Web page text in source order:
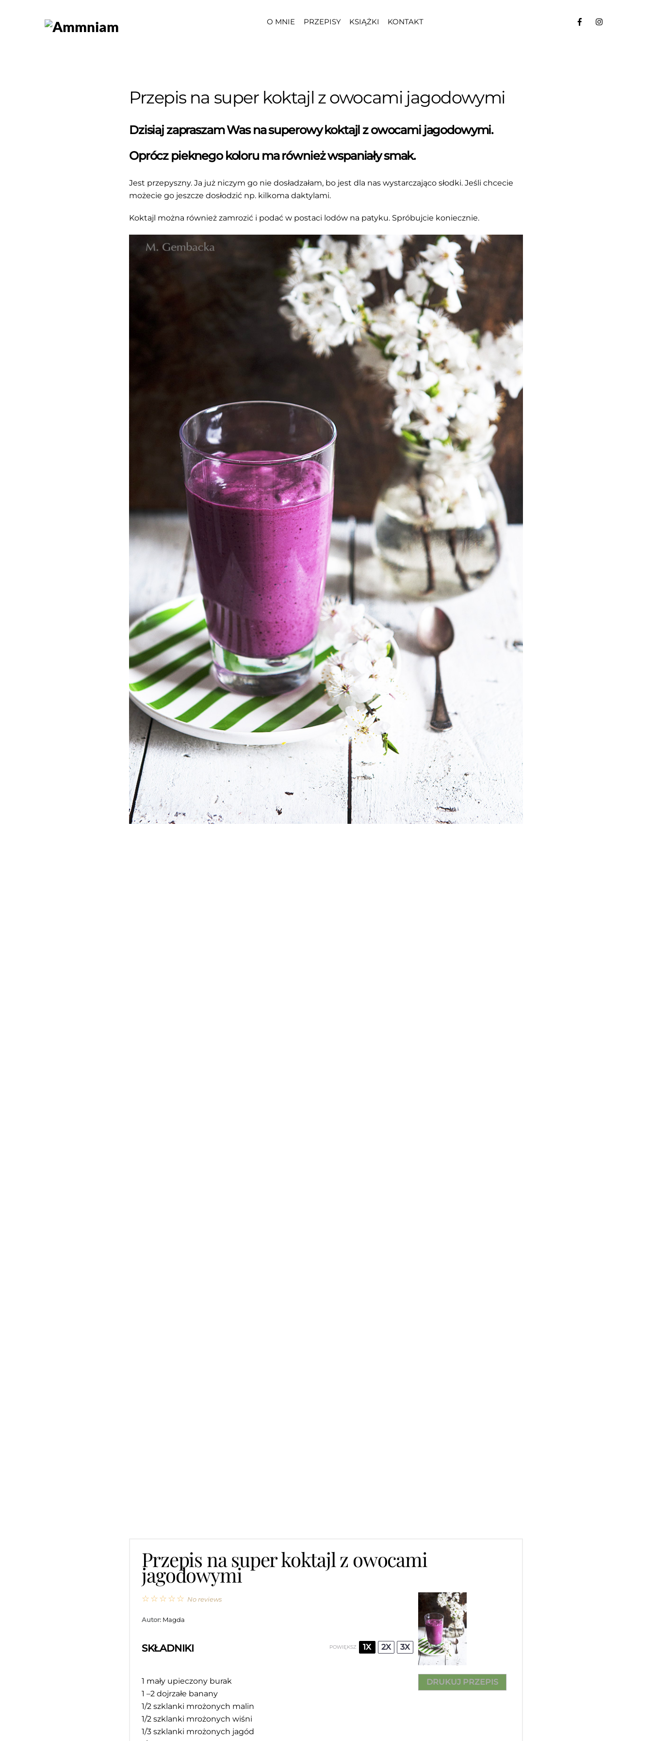
O MNIE PRZEPISY KSIĄŻKI KONTAKT
Przepis na super koktajl z owocami jagodowymi
Dzisiaj zapraszam Was na superowy koktajl z owocami jagodowymi.
Oprócz pieknego koloru ma również wspaniały smak.
Jest przepyszny. Ja już niczym go nie dosładzałam, bo jest dla nas wystarczająco słodki. Jeśli chcecie
możecie go jeszcze dosłodzić np. kilkoma daktylami.
Koktajl można również zamrozić i podać w postaci lodów na patyku. Spróbujcie koniecznie.
Przepis na super koktajl z owocami
jagodowymi
DRUKUJ PRZEPIS
☆
☆
☆
☆
☆ No reviews
Autor: Magda
SKŁADNIKI POWIĘKSZ 1X 2X 3X
1 mały upieczony burak
1 –2 dojrzałe banany
1/2 szklanki mrożonych malin
1/2 szklanki mrożonych wiśni
1/3 szklanki mrożonych jagód